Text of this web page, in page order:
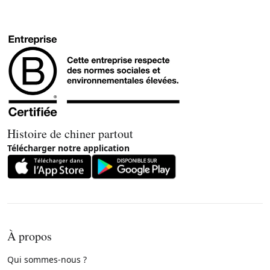
Histoire de chiner partout
Télécharger notre application
À propos
Qui sommes-nous ?